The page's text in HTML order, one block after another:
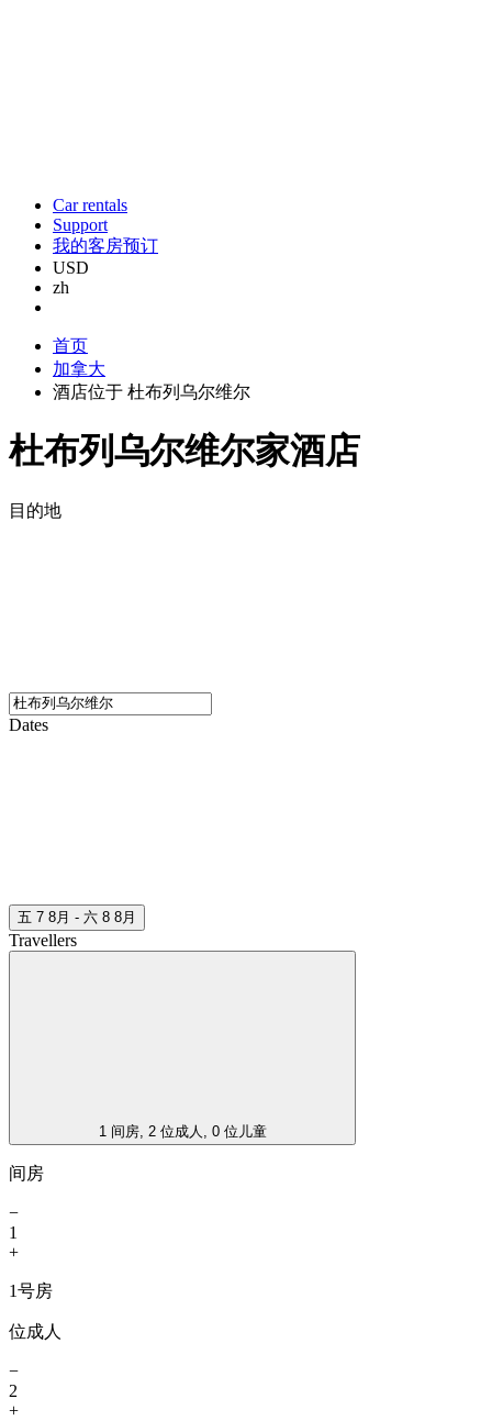
Car rentals
Support
我的客房预订
USD
zh
首页
加拿大
酒店位于 杜布列乌尔维尔
杜布列乌尔维尔家酒店
目的地
Dates
五 7 8月 - 六 8 8月
Travellers
1 间房, 2 位成人, 0 位儿童
间房
−
1
+
1号房
位成人
−
2
+